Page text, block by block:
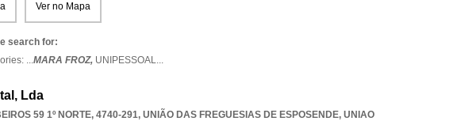
Ver no Mapa
search for:
...MARA FROZ, UNIPESSOAL...
Lda
59 1º NORTE, 4740-291, UNIÃO DAS FREGUESIAS DE ESPOSENDE, UNIAO